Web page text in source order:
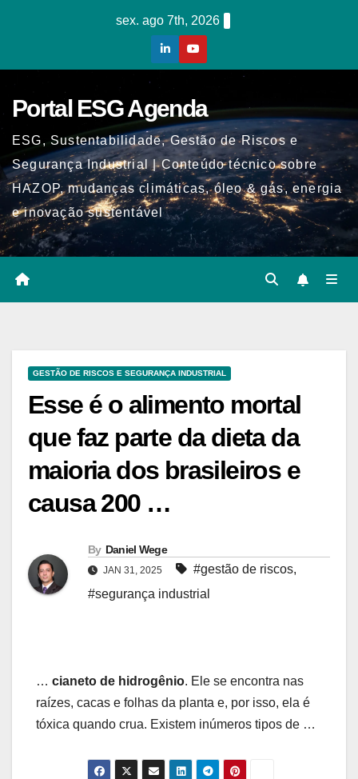
sex. ago 7th, 2026
Portal ESG Agenda
ESG, Sustentabilidade, Gestão de Riscos e
Segurança Industrial | Conteúdo técnico sobre
HAZOP, mudanças climáticas, óleo & gás, energia
e inovação sustentável
GESTÃO DE RISCOS E SEGURANÇA INDUSTRIAL
Esse é o alimento mortal
que faz parte da dieta da
maioria dos brasileiros e
causa 200 …
By Daniel Wege
JAN 31, 2025 #gestão de riscos,
#segurança industrial
… cianeto de hidrogênio. Ele se encontra nas
raízes, cacas e folhas da planta e, por isso, ela é
tóxica quando crua. Existem inúmeros tipos de …